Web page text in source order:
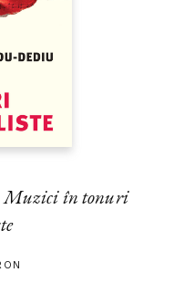
Muzici în tonuri